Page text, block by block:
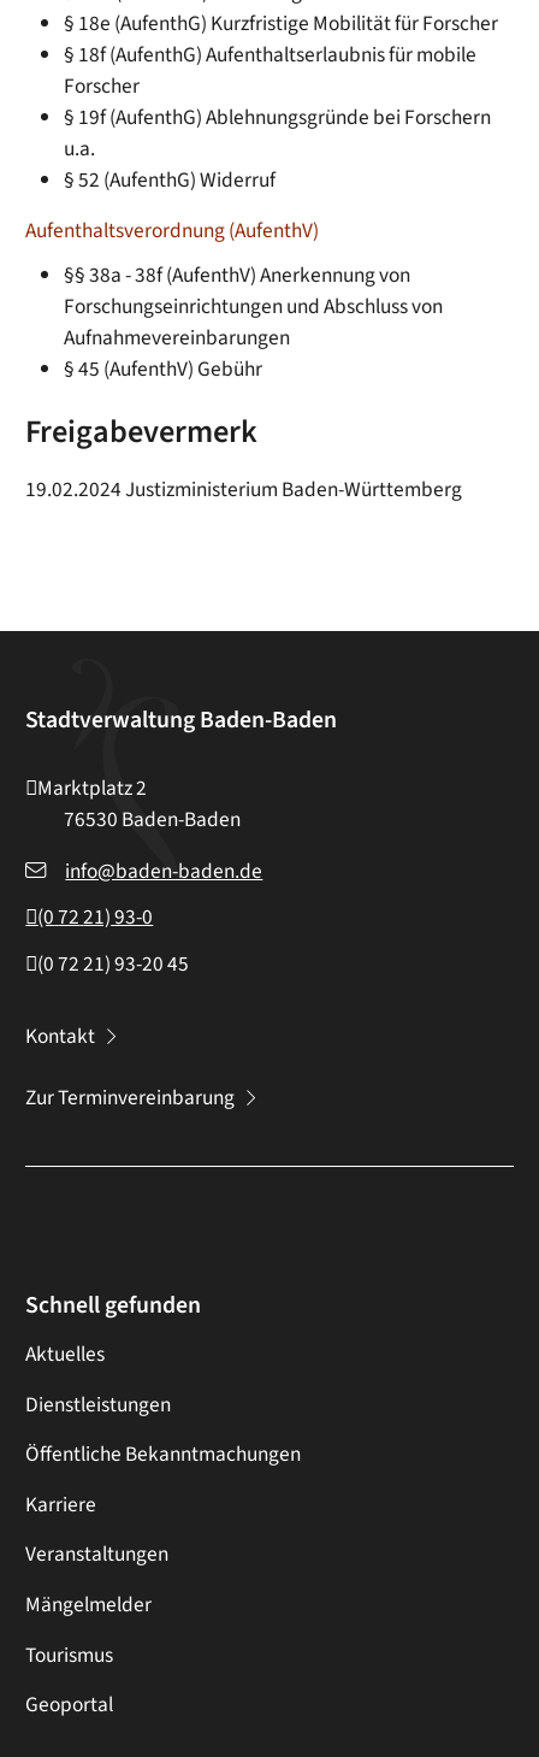
§ 18e (AufenthG) Kurzfristige Mobilität für Forscher
§ 18f (AufenthG) Aufenthaltserlaubnis für mobile
Forscher
§ 19f (AufenthG) Ablehnungsgründe bei Forschern
u.a.
§ 52 (AufenthG)Widerruf
Aufenthaltsverordnung (AufenthV)
§§ 38a - 38f (AufenthV) Anerkennung von
Forschungseinrichtungen und Abschluss von
Aufnahmevereinbarungen
§ 45 (AufenthV) Gebühr
Freigabevermerk
19.02.2024 Justizministerium Baden-Württemberg
Stadtverwaltung Baden-Baden
Marktplatz 2
76530 Baden-Baden
info@baden-baden.de
(07221) 93-0
(07221) 93-2045
Kontakt
Zur Terminvereinbarung
Schnell gefunden
Aktuelles
Dienstleistungen
Öffentliche Bekanntmachungen
Karriere
Veranstaltungen
Mängelmelder
Tourismus
Geoportal